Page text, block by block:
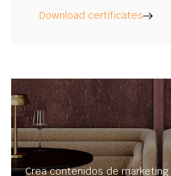
Download certificates
Crea contenidos de